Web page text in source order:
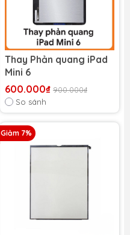
Thay Phản quang iPad
Mini 6
600.000₫ 900.000₫
So sánh
Giảm 7%